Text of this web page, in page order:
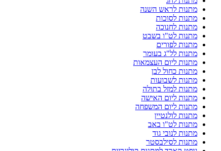
מתנות לראש השנה
מתנות לסוכות
מתנות לחנוכה
מתנות לט"ו בשבט
מתנות לפורים
מתנות לל"ג בעומר
מתנות ליום העצמאות
מתנות כחול לבן
מתנות לשבועות
מתנות למזל בתולה
מתנות ליום האישה
מתנות ליום המשפחה
מתנות לולנטיין
מתנות לט"ו באב
מתנות לנובי גוד
מתנות לסילבסטר